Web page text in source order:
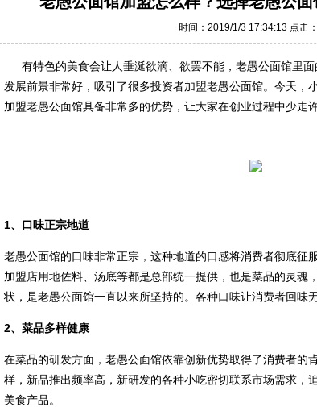
时间：2019/1/3 17:34:13 点击：
有特色的美食会让人垂涎欲滴、欲罢不能，老愚公面馆里面
发展前景非常好，吸引了很多投资者加盟老愚公面馆。今天，
加盟老愚公面馆具备非常多的优势，让大家在创业过程中少走许
1、口味正宗地道
老愚公面馆的口味非常正宗，这种地道的口感将消费者彻底征
加盟店用地佐料、汤底等都是总部统一提供，也是菜品的灵魂
状，是老愚公面馆一直以来所坚持的。各种口味让消费者回味
2、菜品多样健康
在菜品的研发方面，老愚公面馆依靠创新优势取得了消费者的
样，新品推出频率高，新研发的各种小吃密切联系市场需求，
美食产品。